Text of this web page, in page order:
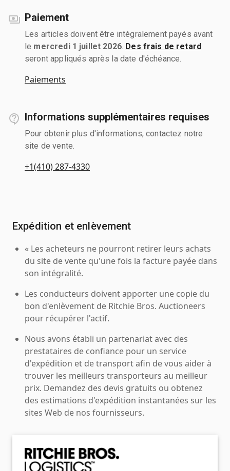
Paiement
Les articles doivent être intégralement payés avant
le mercredi 1 juillet 2026. Des frais de retard
seront appliqués après la date d'échéance.
Paiements
Informations supplémentaires requises
Pour obtenir plus d'informations, contactez notre
site de vente.
+1(410) 287-4330
Expédition et enlèvement
« Les acheteurs ne pourront retirer leurs achats
du site de vente qu'une fois la facture payée dans
son intégralité.
Les conducteurs doivent apporter une copie du
bon d'enlèvement de Ritchie Bros. Auctioneers
pour récupérer l'actif.
Nous avons établi un partenariat avec des
prestataires de confiance pour un service
d'expédition et de transport afin de vous aider à
trouver les meilleurs transporteurs au meilleur
prix. Demandez des devis gratuits ou obtenez
des estimations d'expédition instantanées sur les
sites Web de nos fournisseurs.